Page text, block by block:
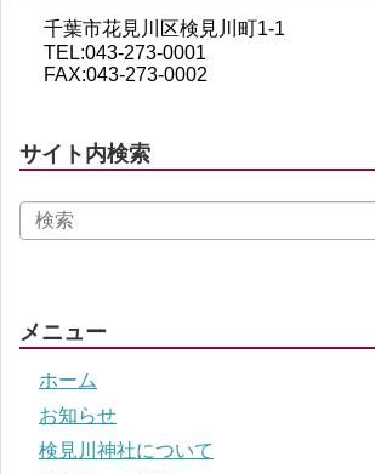
千葉市花見川区検見川町1-1
TEL:043-273-0001
FAX:043-273-0002
サイト内検索
メニュー
ホーム
お知らせ
検見川神社について